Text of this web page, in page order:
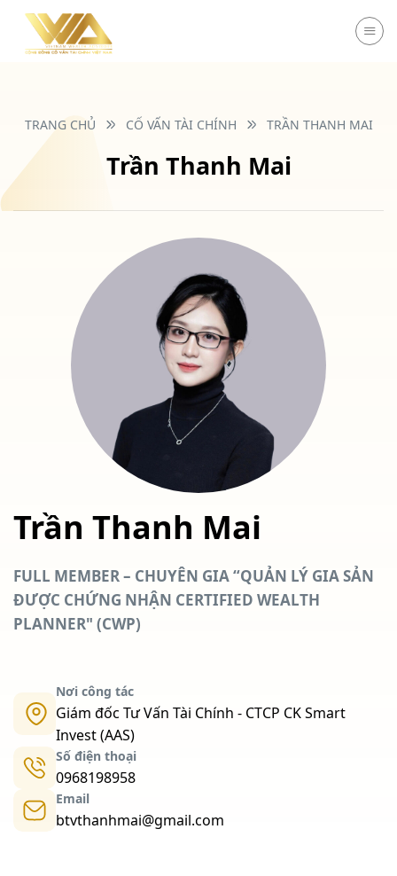
Chuyển
TRANG CHỦ CỐ VẤN TÀI CHÍNH TRẦN THANH MAI
Trần Thanh Mai
Trần Thanh Mai
FULL MEMBER – CHUYÊN GIA “QUẢN LÝ GIA SẢN
ĐƯỢC CHỨNG NHẬN CERTIFIED WEALTH
PLANNER" (CWP)
Nơi công tác
Giám đốc Tư Vấn Tài Chính - CTCP CK Smart
Invest (AAS)
Số điện thoại
0968198958
Email
btvthanhmai@gmail.com